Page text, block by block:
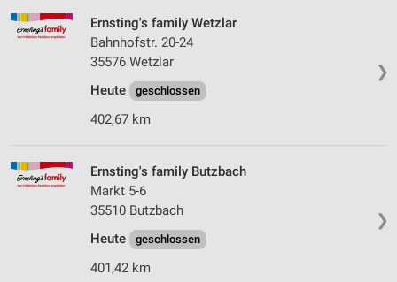
❯
Ernsting's family Wetzlar
Bahnhofstr. 20-24
35576 Wetzlar
Heute
geschlossen
402,67 km
❯
Ernsting's family Butzbach
Markt 5-6
35510 Butzbach
Heute
geschlossen
401,42 km